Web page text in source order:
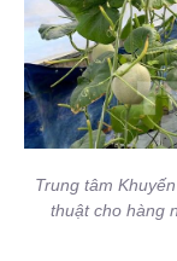
Trung tâm
thuật cho hàng